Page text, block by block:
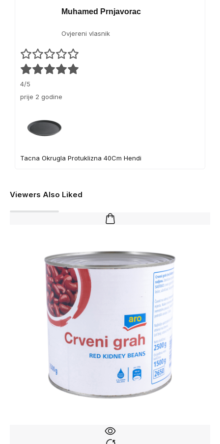
Muhamed Prnjavorac
Ovjereni vlasnik
4/5
prije 2 godine
Tacna Okrugla Protuklizna 40Cm Hendi
Viewers Also Liked